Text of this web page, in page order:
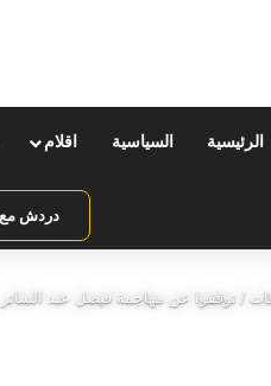
الرئيسية السياسية اقلام
دردش مع
/ توقفوا عن مهاجمة فيصل عبد الساتر